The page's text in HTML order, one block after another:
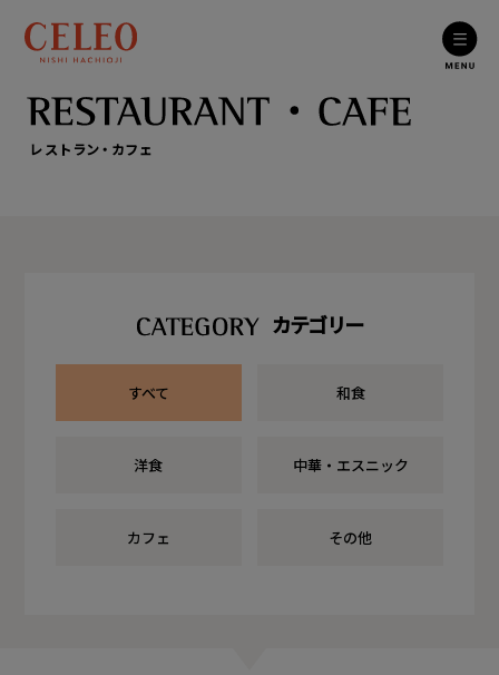
レストラン・カフェ
カテゴリー
すべて 和食
洋食 中華・エスニック
カフェ その他